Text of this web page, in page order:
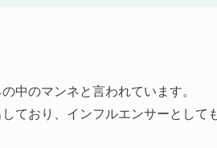
中のマンネと言われています。
ており、インフルエンサーとして